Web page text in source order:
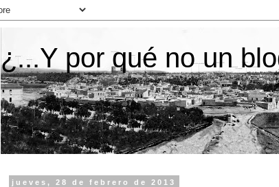
¿...Y por qué no un
jueves, 28 de febrero de 2013